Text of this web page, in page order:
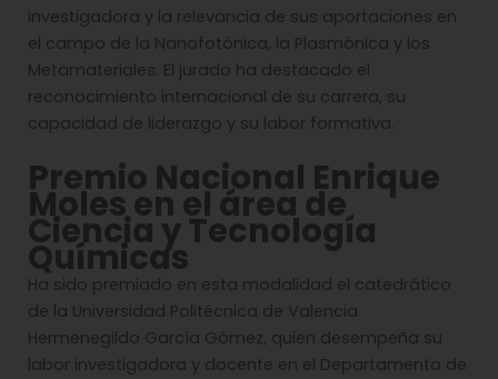
investigadora y la relevancia de sus aportaciones en
el campo de la Nanofotónica, la Plasmónica y los
Metamateriales. El jurado ha destacado el
reconocimiento internacional de su carrera, su
capacidad de liderazgo y su labor formativa.
Premio Nacional Enrique
Moles en el área de
Ciencia y Tecnología
Químicas
Ha sido premiado en esta modalidad el catedrático
de la Universidad Politécnica de Valencia
Hermenegildo García Gómez, quien desempeña su
labor investigadora y docente en el Departamento de